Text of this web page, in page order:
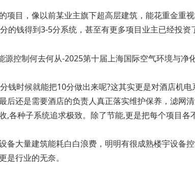
项目，像以前某业主旗下超高层建筑，能花重金重
的钱得到3-5分系统，甚至有更多项目业主已经投资
钱时候就能把10分做出来呢?这其实更是对酒店机
后还是需要酒店的负责人真正落实维护保养，滤网
,各种子系统追求极致。除了节能,更是把每个项目
备大量建筑能耗白白浪费，明明有很成熟楼宇设备
是行业的无奈。